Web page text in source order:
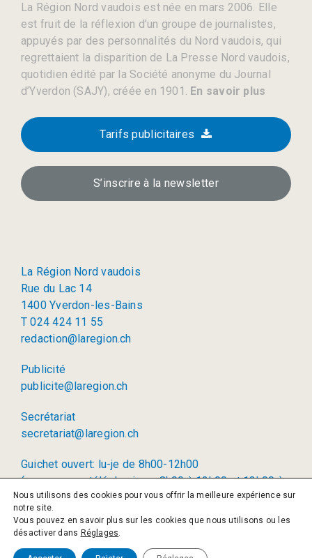
La Région Nord vaudois est née en mars 2006. Elle
est fruit de la réflexion d’un groupe de journalistes,
appuyés par des personnalités du Nord vaudois, qui
regrettaient la disparition de La Presse Nord vaudois,
quotidien édité par la Société anonyme du Journal
d’Yverdon (SAJY), créée en 1901. En savoir plus
Tarifs publicitaires
S’inscrire à la newsletter
La Région Nord vaudois
Rue du Lac 14
1400 Yverdon-les-Bains
T 024 424 11 55
redaction@laregion.ch
Publicité
publicite@laregion.ch
Secrétariat
secretariat@laregion.ch
Guichet ouvert: lu-je de 8h00-12h00
(permanence téléphonique: 8h00 à 12h00 et 13h00 à
17h00)
© 2026 La Région SA
Politique de confidentialité
Nous utilisons des cookies pour vous offrir la meilleure expérience sur
notre site.
Vous pouvez en savoir plus sur les cookies que nous utilisons ou les
désactiver dans Réglages.